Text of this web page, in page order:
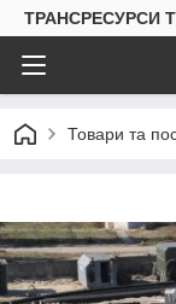
ТРАНСРЕСУРСИ
Товари та